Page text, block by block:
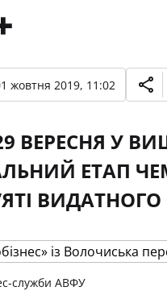
жовтня 2019, 11:02
ВЕРЕСНЯ У
ЕТАП
ВИДАТНОГО
служби АВФУ